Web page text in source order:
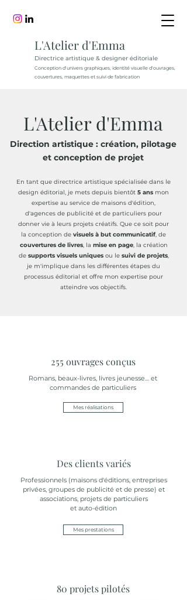
L'Atelier d'Emma
Directrice artistique & designer éditoriale
Conception d'univers graphiques, identité visuelle d'ouvrages,
couvertures, maquettes et suivi de fabrication
L'Atelier d'Emma
Direction artistique : création, pilotage
et conception de projet
En tant que directrice artistique spécialisée dans le
design éditorial, je mets depuis bientôt 5 ans mon
expertise au service de maisons d'édition,
d'agences de publicité et de particuliers pour
donner vie à leurs projets créatifs. Que ce soit pour
la conception de visuels à but communicatif, de
couvertures de livres, la mise en page, la création
de supports visuels uniquesou le suivi de projets,
je m'implique dans les différentes étapes du
processus éditorial et offre mon expertise pour
atteindre vos objectifs.
255 ouvrages conçus
Romans, beaux-livres, livres jeunesse… et
commandes de particuliers
Mes réalisations
Des clients variés
Professionnels (maisons d'éditions, entreprises
privées, groupes de publicité et de presse) et
associations, projets de particuliers
et auto-édition
Mes prestations
80 projets pilotés